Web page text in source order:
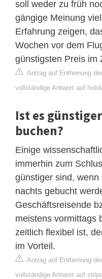
soll weder zu früh
gängige Meinung
Erfahrung zeigen,
Wochen vor dem
günstigsten Preis im
Antrag auf Entfernung
vollständige Antwort auf
Ist es
buchen?
Einige
immerhin zum
günstiger sind,
nachts gebucht
Geschäftsreisende
meistens vormittags
zeitlich flexibel ist,
im Vorteil.
Antrag auf Entfernung
vollständige Antwort auf